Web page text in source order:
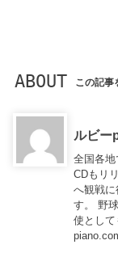
ABOUT この記事
ルビー
全国各
CDもリ
へ観戦
す。 野
使とし